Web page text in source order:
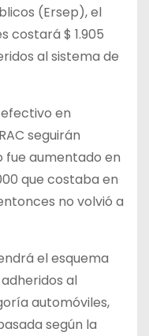
(Ersep), el
costará $ 1.905
al sistema de
en
seguirán
fue aumentado en
que costaba en
no volvió a
el esquema
al
automóviles,
según la